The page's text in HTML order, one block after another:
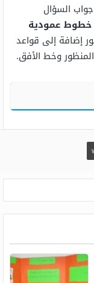
السؤال
عمودية
إضافة إلى قواعد
وخط الأفق.